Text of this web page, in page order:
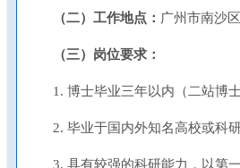
（二）工作地点： 广州市南沙
（三）岗位要求：
1. 博士毕业三年以内（二站博
2. 毕业于国内外知名高校或科
3. 具有较强的科研能力，以第